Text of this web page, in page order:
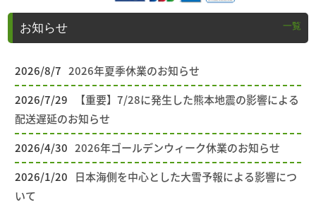
お知らせ 一覧
2026/8/7 2026年夏季休業のお知らせ
2026/7/29
【重要】7/28に発生した熊本地震の影響による
配送遅延のお知らせ
2026/4/30 2026年ゴールデンウィーク休業のお知らせ
2026/1/20
日本海側を中心とした大雪予報による影響につ
いて